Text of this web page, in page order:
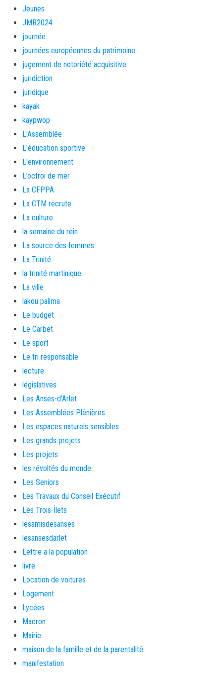
Jeunes
JMR2024
journée
journées européennes du patrimoine
jugement de notoriété acquisitive
juridiction
juridique
kayak
kaypwop
L'Assemblée
L'éducation sportive
L'environnement
L’octroi de mer
La CFPPA
La CTM recrute
La culture
la semaine du rein
La source des femmes
La Trinité
la trinité martinique
La ville
lakou palima
Le budget
Le Carbet
Le sport
Le tri responsable
lecture
législatives
Les Anses-d'Arlet
Les Assemblées Plénières
Les espaces naturels sensibles
Les grands projets
Les projets
les révoltés du monde
Les Seniors
Les Travaux du Conseil Exécutif
Les Trois-Îlets
lesamisdesanses
lesansesdarlet
Lettre a la population
livre
Location de voitures
Logement
Lycées
Macron
Mairie
maison de la famille et de la parentalité
manifestation